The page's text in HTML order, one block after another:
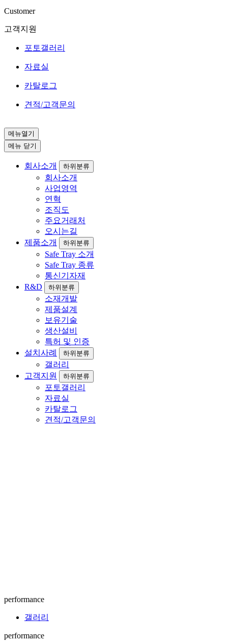
Customer
고객지원
포토갤러리
자료실
카탈로그
견적/고객문의
메뉴열기
메뉴 닫기
회사소개 하위분류
회사소개
사업영역
연혁
조직도
주요거래처
오시는길
제품소개
하위분류
Safe Tray 소개
Safe Tray 종류
통신기자재
R&D
하위분류
소재개발
제품설계
보유기술
생산설비
특허 및 인증
설치사례
하위분류
갤러리
고객지원
하위분류
포토갤러리
자료실
카탈로그
견적/고객문의
performance
갤러리
performance